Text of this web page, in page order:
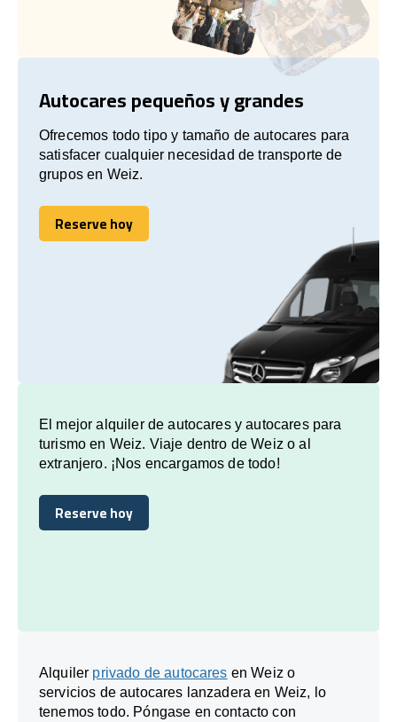
Autocares pequeños y grandes
Ofrecemos todo tipo y tamaño de autocares para
satisfacer cualquier necesidad de transporte de
grupos en Weiz.
Reserve hoy
Reserve hoy
El mejor alquiler de autocares y autocares para
turismo en Weiz. Viaje dentro de Weiz o al
extranjero. ¡Nos encargamos de todo!
Reserve hoy
Reserve hoy
Alquiler privado de autocares en Weiz o
servicios de autocares lanzadera en Weiz, lo
tenemos todo. Póngase en contacto con